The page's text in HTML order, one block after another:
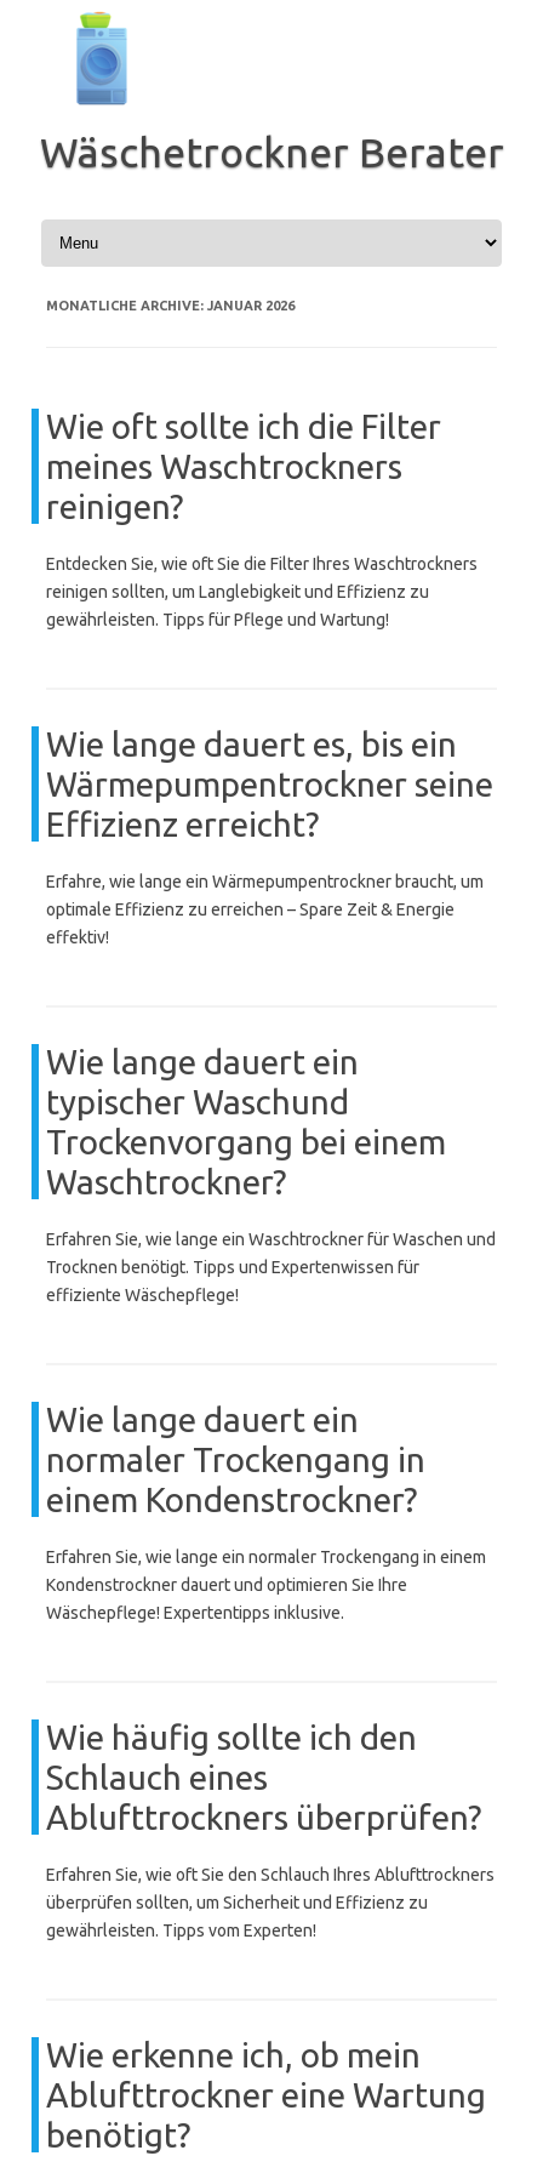
springen
Wäschetrockner Berater
MONATLICHE ARCHIVE: JANUAR 2026
Wie oft sollte ich die Filter
meines Waschtrockners
reinigen?
Entdecken Sie, wie oft Sie die Filter Ihres Waschtrockners
reinigen sollten, um Langlebigkeit und Effizienz zu
gewährleisten. Tipps für Pflege und Wartung!
Wie lange dauert es, bis ein
Wärmepumpentrockner seine
Effizienz erreicht?
Erfahre, wie lange ein Wärmepumpentrockner braucht, um
optimale Effizienz zu erreichen – Spare Zeit & Energie
effektiv!
Wie lange dauert ein
typischer Waschund
Trockenvorgang bei einem
Waschtrockner?
Erfahren Sie, wie lange ein Waschtrockner für Waschen und
Trocknen benötigt. Tipps und Expertenwissen für
effiziente Wäschepflege!
Wie lange dauert ein
normaler Trockengang in
einem Kondenstrockner?
Erfahren Sie, wie lange ein normaler Trockengang in einem
Kondenstrockner dauert und optimieren Sie Ihre
Wäschepflege! Expertentipps inklusive.
Wie häufig sollte ich den
Schlauch eines
Ablufttrockners überprüfen?
Erfahren Sie, wie oft Sie den Schlauch Ihres Ablufttrockners
überprüfen sollten, um Sicherheit und Effizienz zu
gewährleisten. Tipps vom Experten!
Wie erkenne ich, ob mein
Ablufttrockner eine Wartung
benötigt?